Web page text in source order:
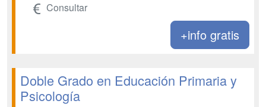
Consultar
+info gratis
Doble Grado en Educación Primaria y
Psicología